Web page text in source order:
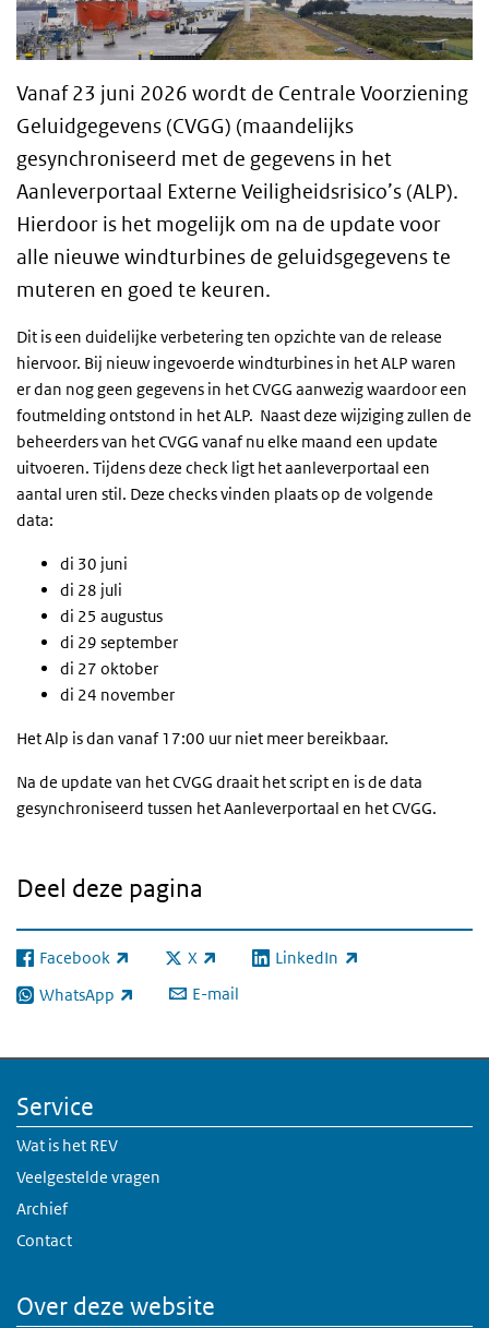
Vanaf 23 juni 2026 wordt de Centrale Voorziening
Geluidgegevens (CVGG) (maandelijks
gesynchroniseerd met de gegevens in het
Aanleverportaal Externe Veiligheidsrisico’s (ALP).
Hierdoor is het mogelijk om na de update voor
alle nieuwe windturbines de geluidsgegevens te
muteren en goed te keuren.
Dit is een duidelijke verbetering ten opzichte van de release
hiervoor. Bij nieuw ingevoerde windturbines in het ALP waren
er dan nog geen gegevens in het CVGG aanwezig waardoor een
foutmelding ontstond in het ALP. Naast deze wijziging zullen de
beheerders van het CVGG vanaf nu elke maand een update
uitvoeren. Tijdens deze check ligt het aanleverportaal een
aantal uren stil. Deze checks vinden plaats op de volgende
data:
di 30 juni
di 28 juli
di 25 augustus
di 29 september
di 27 oktober
di 24 november
Het Alp is dan vanaf 17:00 uur niet meer bereikbaar.
Na de update van het CVGG draait het script en is de data
gesynchroniseerd tussen het Aanleverportaal en het CVGG.
Deel deze pagina
Facebook
(externe link) X
(externe link) LinkedIn
(externe link)
WhatsApp
(externe link) E-mail
Service
Wat is het REV
Veelgestelde vragen
Archief
Contact
Over deze website